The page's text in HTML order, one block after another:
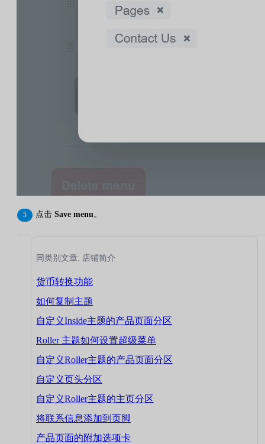
点击 Save menu。
同类别文章: 店铺简介
货币转换功能
如何复制主题
自定义Inside主题的产品页面分区
Roller 主题如何设置超级菜单
自定义Roller主题的产品页面分区
自定义页头分区
自定义Roller主题的主页分区
将联系信息添加到页脚
产品页面的附加选项卡